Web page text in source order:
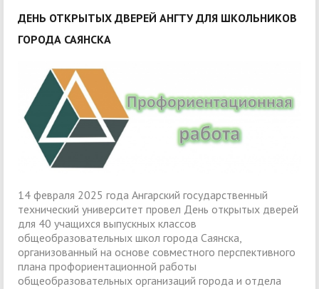
ДЕНЬ ОТКРЫТЫХ ДВЕРЕЙ АНГТУ ДЛЯ ШКОЛЬНИКОВ
ГОРОДА САЯНСКА
14 февраля 2025 года Ангарский государственный
технический университет провел День открытых дверей
для 40 учащихся выпускных классов
общеобразовательных школ города Саянска,
организованный на основе совместного перспективного
плана профориентационной работы
общеобразовательных организаций города и отдела